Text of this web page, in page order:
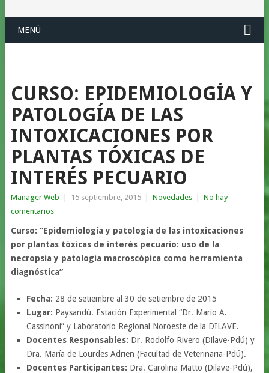
MENÚ
CURSO: EPIDEMIOLOGÍA Y
PATOLOGÍA DE LAS
INTOXICACIONES POR
PLANTAS TÓXICAS DE
INTERÉS PECUARIO
Manager Web 15 septiembre, 2015 Novedades
No hay
comentarios
Curso: “Epidemiología y patología de las intoxicaciones
por plantas tóxicas de interés pecuario: uso de la
necropsia y patología macroscópica como herramienta
diagnóstica”
Fecha: 28 de setiembre al 30 de setiembre de 2015
Lugar: Paysandú. Estación Experimental “Dr. Mario A.
Cassinoni” y Laboratorio Regional Noroeste de la DILAVE.
Docentes Responsables: Dr. Rodolfo Rivero (Dilave-Pdú) y
Dra. María de Lourdes Adrien (Facultad de Veterinaria-Pdú).
Docentes Participantes: Dra. Carolina Matto (Dilave-Pdú),